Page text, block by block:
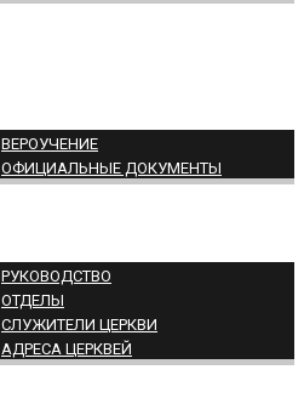
ВЕРОУЧЕНИЕ
ОФИЦИАЛЬНЫЕ ДОКУМЕНТЫ
РУКОВОДСТВО
ОТДЕЛЫ
СЛУЖИТЕЛИ ЦЕРКВИ
АДРЕСА ЦЕРКВЕЙ